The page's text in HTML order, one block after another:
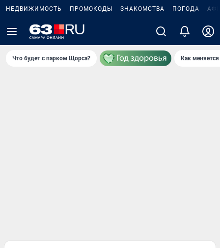
НЕДВИЖИМОСТЬ ПРОМОКОДЫ ЗНАКОМСТВА ПОГОДА
Что будет с парком Щорса? Как